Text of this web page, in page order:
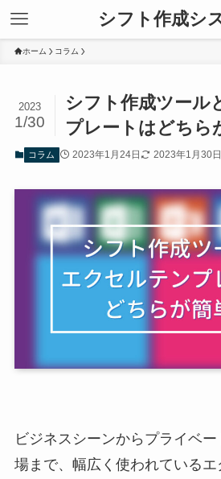
シフト作成シ
ホーム コラム
シフト作成ツール
プレートはどちら
2023
1/30
コラム 2023年1月24日 2023年1月30日
ビジネスシーンからプライベ
場まで、幅広く使われている